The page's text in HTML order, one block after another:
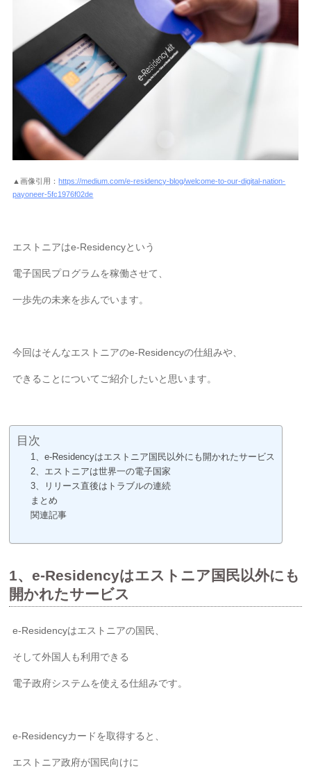
▲画像引用：https://medium.com/e-residency-blog/welcome-to-our-digital-nation-
payoneer-5fc1976f02de
エストニアはe-Residencyという
電子国民プログラムを稼働させて、
一歩先の未来を歩んでいます。
今回はそんなエストニアのe-Residencyの仕組みや、
できることについてご紹介したいと思います。
目次
1、e-Residencyはエストニア国民以外にも開かれたサービス
2、エストニアは世界一の電子国家
3、リリース直後はトラブルの連続
まとめ
関連記事
1、e-Residencyはエストニア国民以外にも
開かれたサービス
e-Residencyはエストニアの国民、
そして外国人も利用できる
電子政府システムを使える仕組みです。
e-Residencyカードを取得すると、
エストニア政府が国民向けに